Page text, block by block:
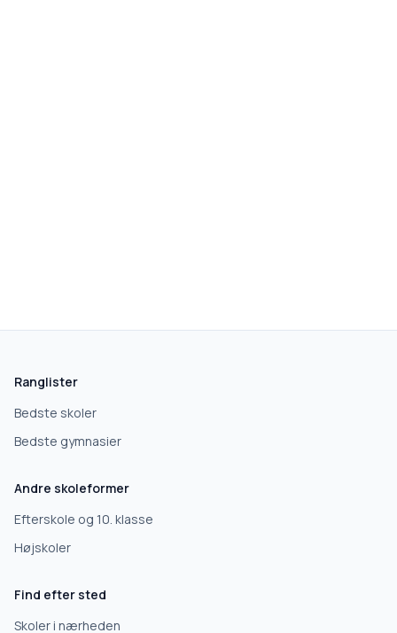
Hvad leder du efter?
Grundskole
10. klasse
Erhvervsuddannelse
Ranglister
Bedste skoler
Bedste gymnasier
Andre skoleformer
Efterskole og 10. klasse
Højskoler
Find efter sted
Skoler i nærheden